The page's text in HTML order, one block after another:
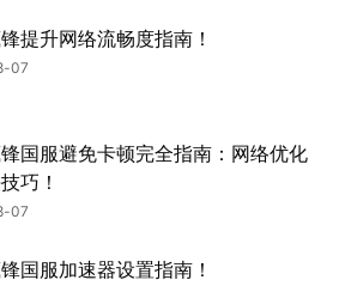
提升网络流畅度指南！
07
国服避免卡顿完全指南：网络优化
巧！
07
国服加速器设置指南！